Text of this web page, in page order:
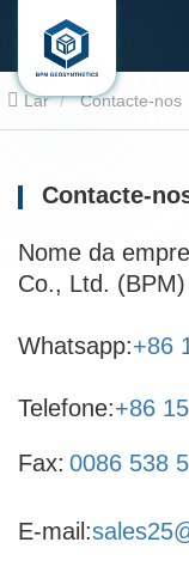
Lar Contacte-nos
Contacte-
Nome da
Co., Ltd. (BPM)
Whatsapp:+86
Telefone:+86
Fax: 0086 538
E-mail: